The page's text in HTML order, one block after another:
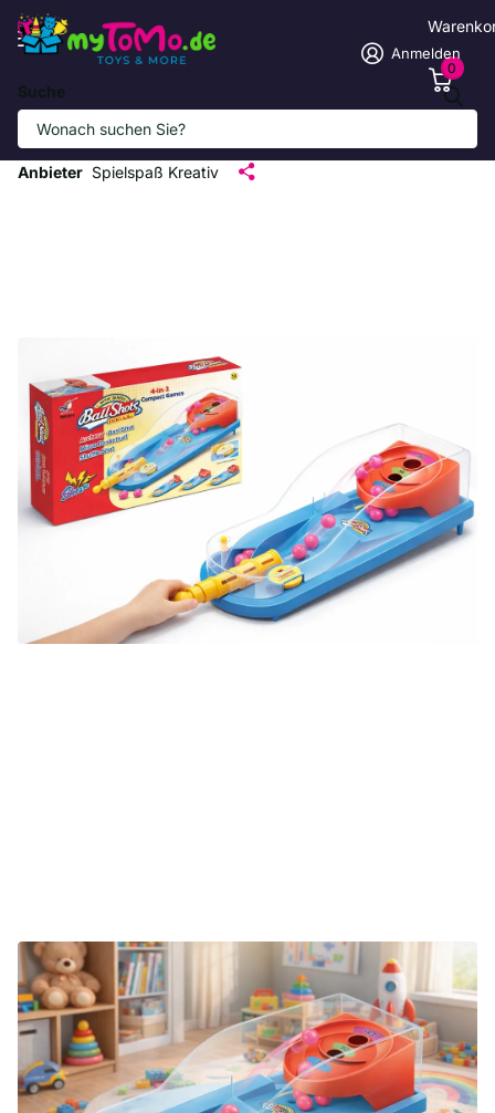
Suche
Anmelden
0
Buntes 4-in-1 Flipper-Spielzeug für
Kinder
Anbieter Spielspaß Kreativ